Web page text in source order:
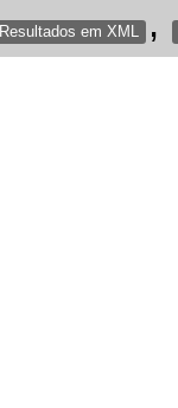
Resultados em XML ,